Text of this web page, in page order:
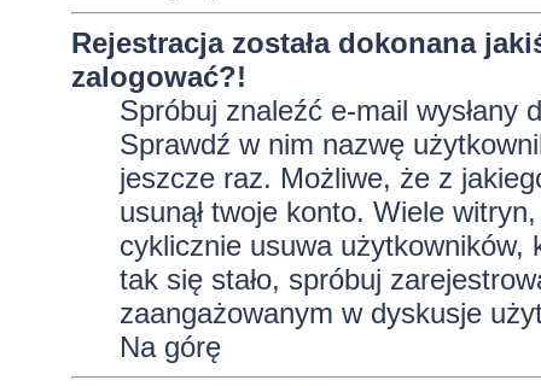
Rejestracja została dokonana
zalogować?!
Spróbuj znaleźć e-mail wysłany
Sprawdź w nim nazwę
jeszcze raz. Możliwe, że z
usunął twoje konto. Wiele
cyklicznie usuwa użytkowników,
tak się stało, spróbuj
zaangażowanym w dyskusje
Na górę